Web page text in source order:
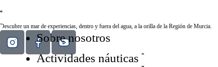
Sobre nosotros
Actividades náuticas
Descubre un mar de experiencias, dentro y fuera del agua, a la orilla de la Región de Murcia.